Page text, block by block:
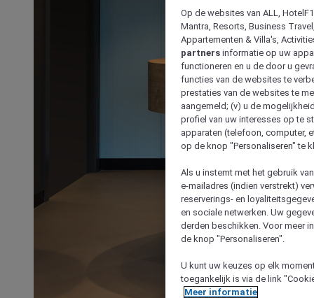
Op de websites van ALL,
Mantra, Resorts, Business
Appartementen & Villa's,
partners informatie op uw
functioneren en u de door u
functies van de websites te
prestaties van de websites te
aangemeld; (v) u de
profiel van uw interesses op te
apparaten (telefoon, computer,
op de knop "Personaliseren" te
Als u instemt met het gebruik
e-mailadres (indien verstrekt)
reserverings- en
en sociale netwerken. Uw
derden beschikken. Voor meer
de knop "Personaliseren".
U kunt uw keuzes op elk
toegankelijk is via de link
Meer informatie